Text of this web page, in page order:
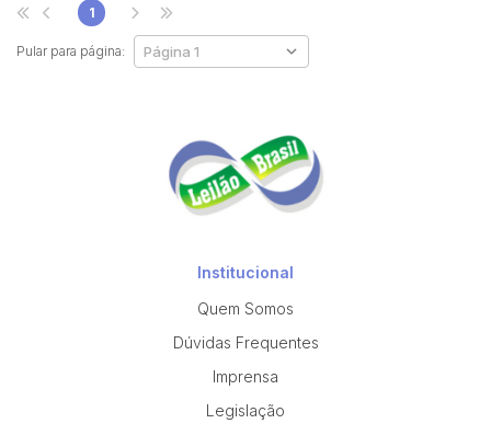
Pular para página:
1
Institucional
Quem Somos
Dúvidas Frequentes
Imprensa
Legislação